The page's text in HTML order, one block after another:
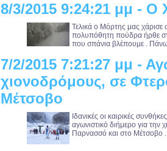
8/3/2015 9:24:21 μμ -
Τελικά ο Μόρτης μας
πολυπόθητη πούδρα ήρθε
που σπάνια βλέπουμε . Πάνω
7/2/2015 7:21:27 μμ -
χιονοδρόμους, σε
Μέτσοβο
Ιδανικές οι καιρικές
αγωνιστικό διήμερο για την
Παρνασσό και στο Μέτσοβο